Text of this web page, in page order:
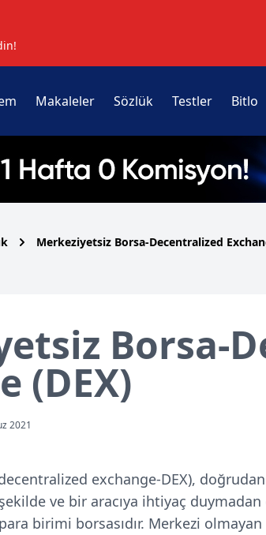
Makaleler Sözlük Testler Bitlo
Merkeziyetsiz Borsa-Decentralized
Borsa-
(DEX)
2021
exchange-DEX),
ve bir aracıya ihtiyaç
birimi borsasıdır. Merkezi